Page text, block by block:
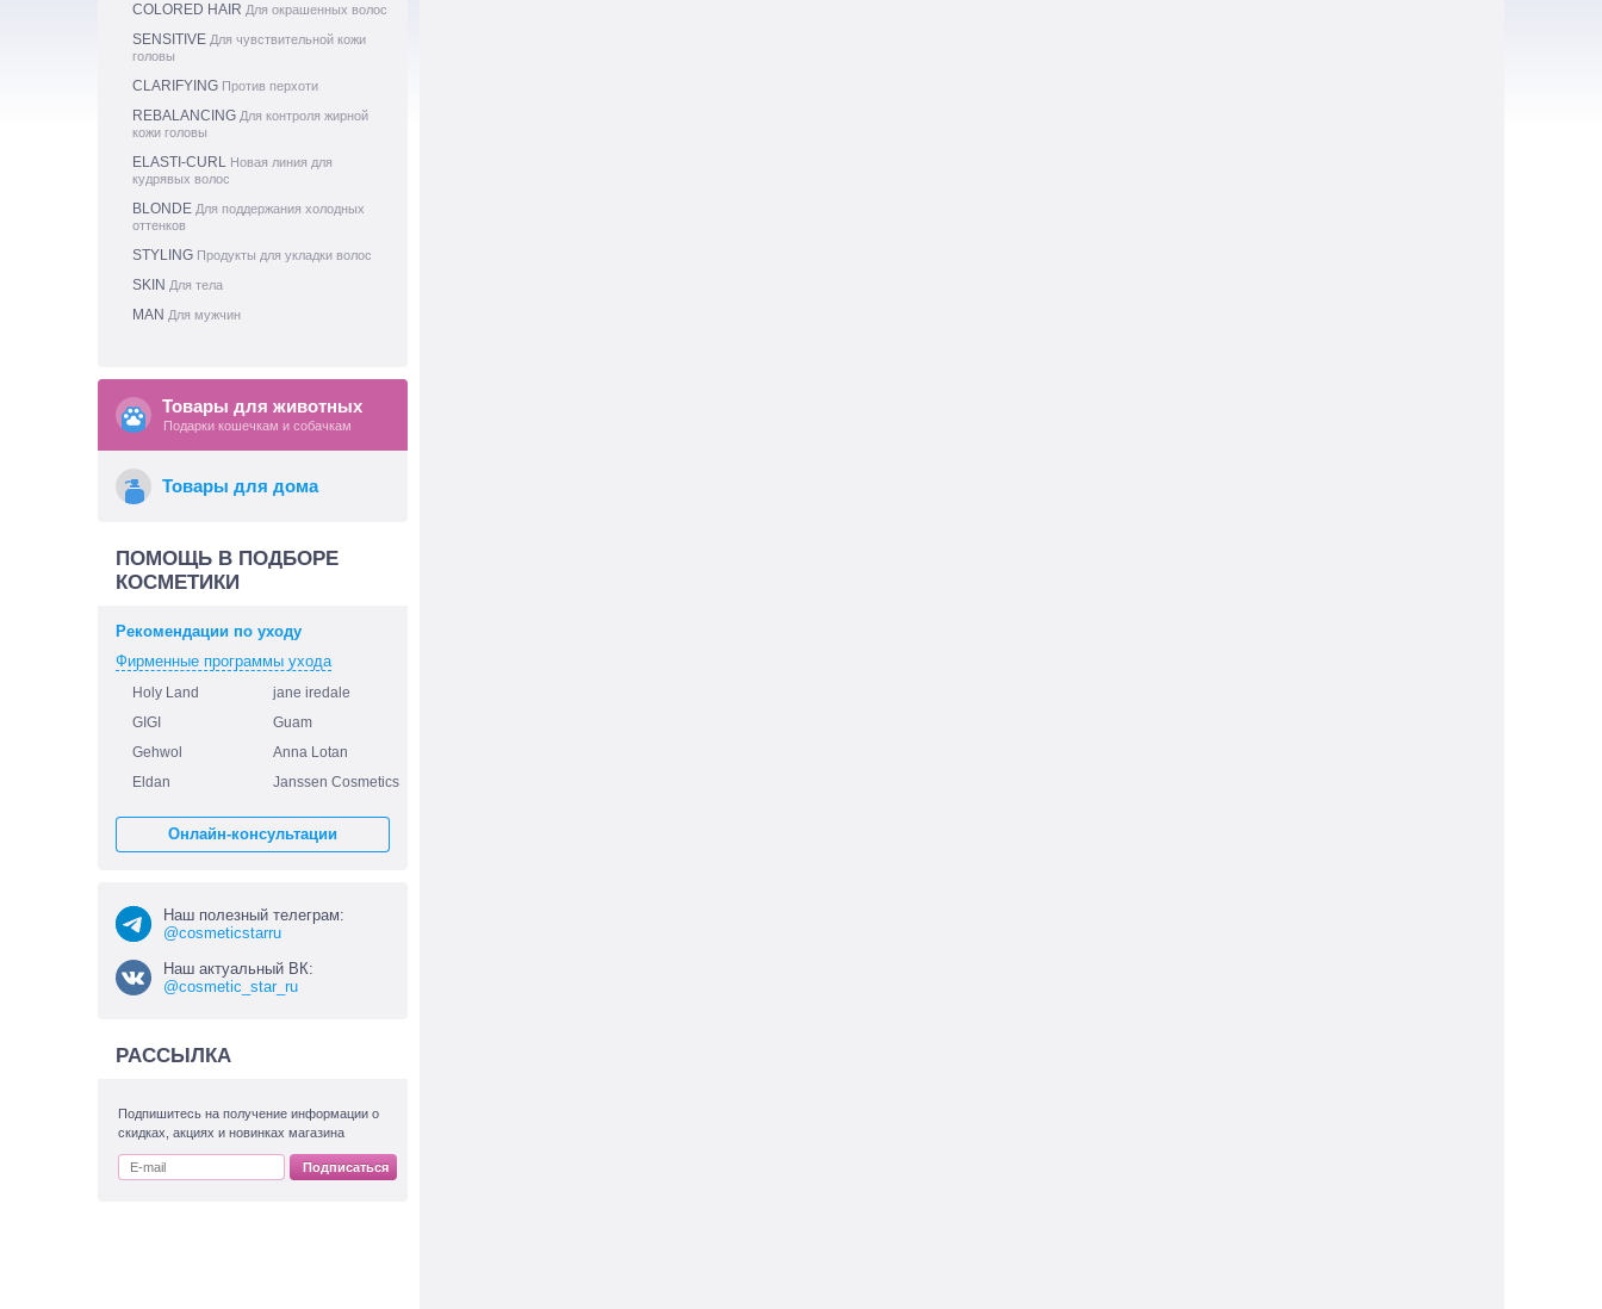
COLORED HAIR Для окрашенных волос
SENSITIVE Для чувствительной кожи
головы
CLARIFYING Против перхоти
REBALANCING Для контроля жирной
кожи головы
ELASTI-CURL Новая линия для
кудрявых волос
BLONDE Для поддержания холодных
оттенков
STYLING Продукты для укладки волос
SKIN Для тела
MAN Для мужчин
Товары для животных
Подарки кошечкам и собачкам
Товары для дома
ПОМОЩЬ В ПОДБОРЕ
КОСМЕТИКИ
Рекомендации по уходу
Фирменные программы ухода
Holy Land
jane iredale
GIGI
Guam
Gehwol
Anna Lotan
Eldan
Janssen Cosmetics
Онлайн-консультации
Наш полезный телеграм:
@cosmeticstarru
Наш актуальный ВК:
@cosmetic_star_ru
РАССЫЛКА
Подпишитесь на получение информации о
скидках, акциях и новинках магазина
Подписаться